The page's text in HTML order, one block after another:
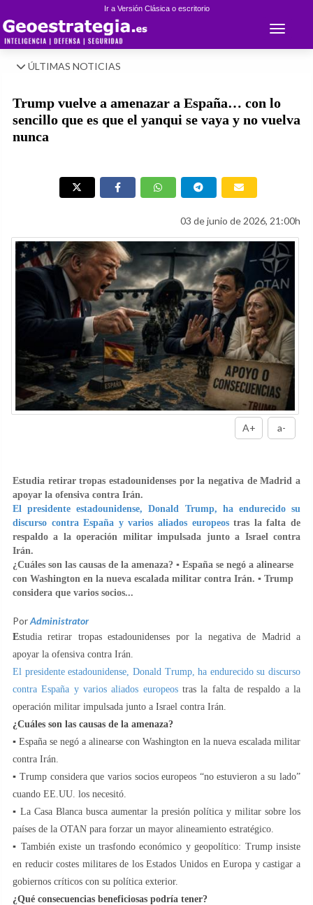
Ir a Versión Clásica o escritorio
Toggle
ÚLTIMAS NOTICIAS
Trump vuelve a amenazar a España… con lo
sencillo que es que el yanqui se vaya y no vuelva
nunca
03 de junio de 2026, 21:00h
A+ a-
Estudia retirar tropas estadounidenses por la negativa de Madrid a
apoyar la ofensiva contra Irán.
El presidente estadounidense, Donald Trump, ha endurecido su
discurso contra España y varios aliados europeostras la falta de
respaldo a la operación militar impulsada junto a Israel contra
Irán.
¿Cuáles son las causas de la amenaza? ▪️ España se negó a alinearse
con Washington en la nueva escalada militar contra Irán. ▪️ Trump
considera que varios socios...
PorAdministrator
Estudia retirar tropas estadounidenses por la negativa de Madrid a
apoyar la ofensiva contra Irán.
El presidente estadounidense, Donald Trump, ha endurecido su discurso
contra España y varios aliados europeostras la falta de respaldo a la
operación militar impulsada junto a Israel contra Irán.
¿Cuáles son las causas de la amenaza?
▪️ España se negó a alinearse con Washington en la nueva escalada militar
contra Irán.
▪️ Trump considera que varios socios europeos “no estuvieron a su lado”
cuando EE.UU. los necesitó.
▪️ La Casa Blanca busca aumentar la presión política y militar sobre los
países de la OTAN para forzar un mayor alineamiento estratégico.
▪️ También existe un trasfondo económico y geopolítico: Trump insiste
en reducir costes militares de los Estados Unidos en Europa y castigar a
gobiernos críticos con su política exterior.
¿Qué consecuencias beneficiosas podría tener?